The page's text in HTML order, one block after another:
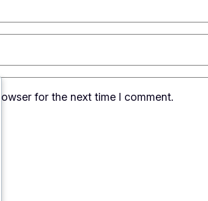
for the next time I comment.